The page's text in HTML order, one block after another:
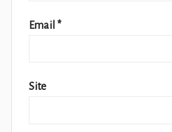
Email *
Site